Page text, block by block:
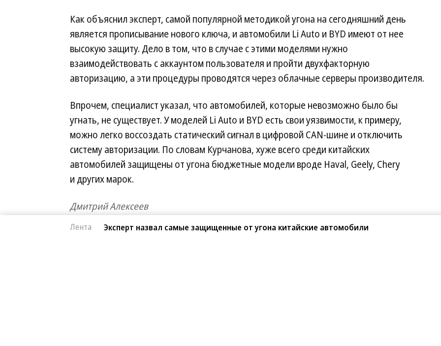
Как объяснил эксперт, самой популярной методикой угона на сегодняшний день
является прописывание нового ключа, и автомобили Li Auto и BYD имеют от нее
высокую защиту. Дело в том, что в случае с этими моделями нужно
взаимодействовать с аккаунтом пользователя и пройти двухфакторную
авторизацию, а эти процедуры проводятся через облачные серверы производителя.
Впрочем, специалист указал, что автомобилей, которые невозможно было бы
угнать, не существует. У моделей Li Auto и BYD есть свои уязвимости, к примеру,
можно легко воссоздать статический сигнал в цифровой CAN-шине и отключить
систему авторизации. По словам Курчанова, хуже всего среди китайских
автомобилей защищены от угона бюджетные модели вроде Haval, Geely, Chery
и других марок.
Дмитрий Алексеев
Лента Эксперт назвал самые защищенные от угона китайские автомобили